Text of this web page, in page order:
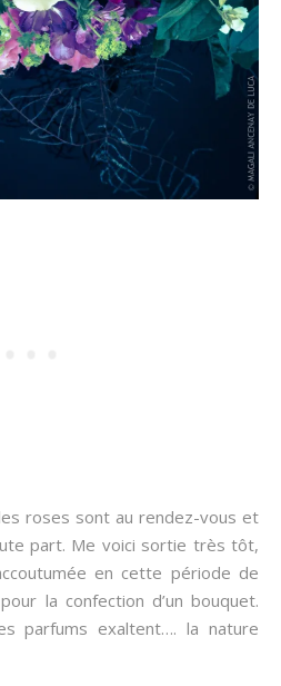
roses sont au rendez-vous et
part. Me voici sortie très tôt,
en cette période de
la confection d’un bouquet.
parfums exaltent…. la nature